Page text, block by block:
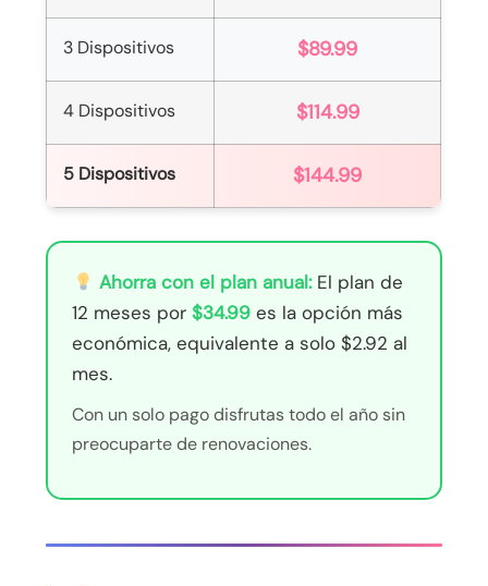
3 Dispositivos $89.99
4 Dispositivos $114.99
5 Dispositivos $144.99
Ahorra con el plan anual:El plan de
12 meses por$34.99 es la opción más
económica, equivalente a solo $2.92 al
mes.
Con un solo pago disfrutas todo el año sin
preocuparte de renovaciones.